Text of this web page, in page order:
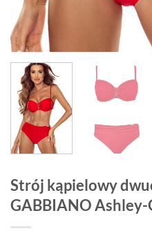
Strój kąpielowy
GABBIANO Ashley-